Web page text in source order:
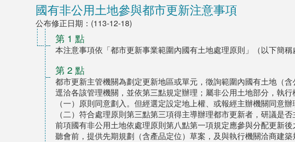
國有非公用土地參與都市更新注意事項
公布修正日期：(113-12-18)
第 1 點
本注意事項依「都市更新事業範圍內國有土地處理原則」（以下簡稱
第 2 點
都市更新主管機關為劃定更新地區或單元，徵詢範圍內國有土地（
逕洽各該管理機關，並依第三點規定辦理；屬非公用土地部分，執
（一）原則同意劃入。但經選定設定地上權、或報經主辦機關同意辦
（二）符合處理原則第三點第三項得主導辦理都市更新者，研議是否
前項國有非公用土地依處理原則第八點第一項規定應參與分配更新
聽會前，提供先期規劃（含產品定位）草案，及與執行機關洽商建築